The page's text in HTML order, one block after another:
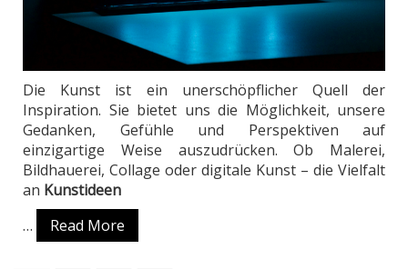
Die Kunst ist ein unerschöpflicher Quell der
Inspiration. Sie bietet uns die Möglichkeit, unsere
Gedanken, Gefühle und Perspektiven auf
einzigartige Weise auszudrücken. Ob Malerei,
Bildhauerei, Collage oder digitale Kunst – die Vielfalt
an Kunstideen
…
Read More